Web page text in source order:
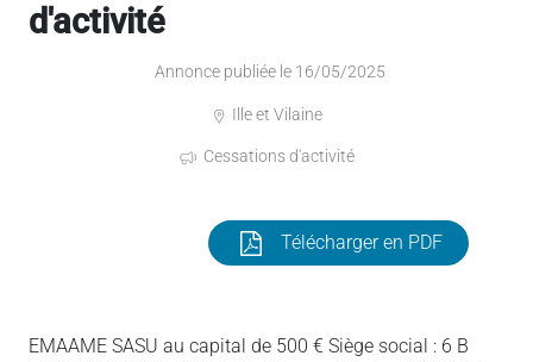
d'activité
Annonce publiée le 16/05/2025
Ille et Vilaine
Cessations d'activité
Télécharger en PDF
EMAAME SASU au capital de 500 € Siège social : 6 B